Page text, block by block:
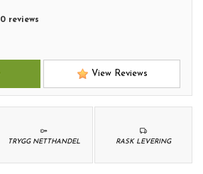
0 reviews
View Reviews
RASK LEVERING
TRYGG NETTHANDEL